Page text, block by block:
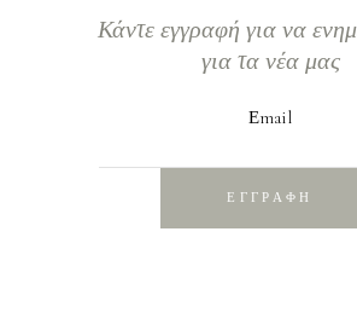
Κάντε εγγραφή για να
για τα νέα μας
Εmail
ΕΓΓΡΑΦΗ